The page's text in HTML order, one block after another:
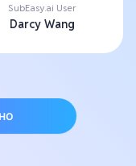
SubEasy.ai User
Darcy Wang